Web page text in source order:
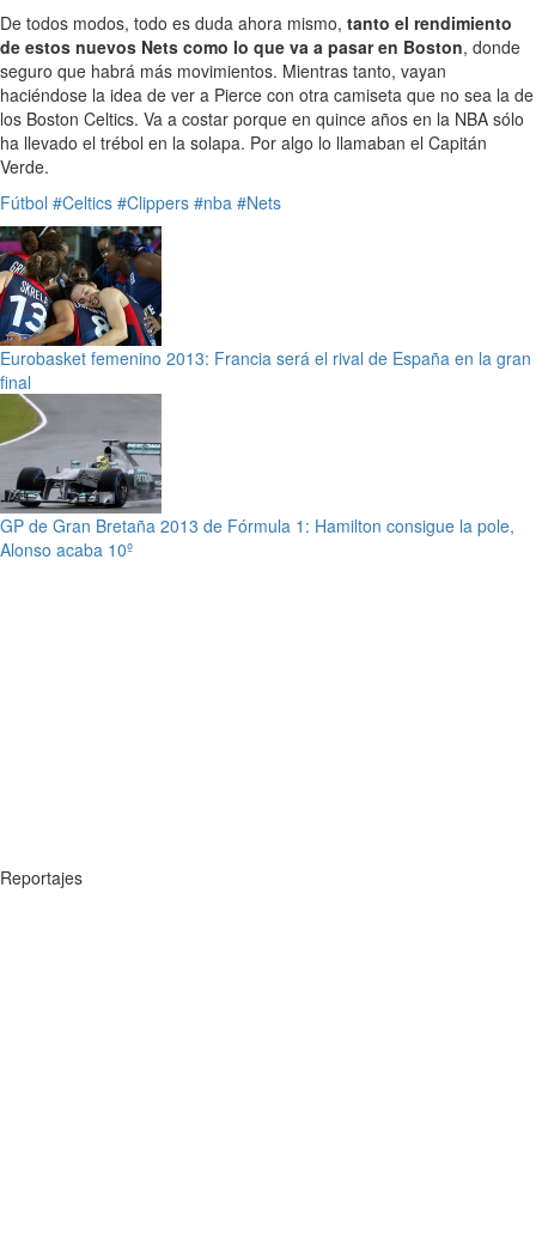
De todos modos, todo es duda ahora mismo, tanto el rendimiento
de estos nuevos Nets como lo que va a pasar en Boston, donde
seguro que habrá más movimientos. Mientras tanto, vayan
haciéndose la idea de ver a Pierce con otra camiseta que no sea la de
los Boston Celtics. Va a costar porque en quince años en la NBA sólo
ha llevado el trébol en la solapa. Por algo lo llamaban el Capitán
Verde.
Fútbol #Celtics #Clippers #nba #Nets
Eurobasket femenino 2013: Francia será el rival de España en la gran
final
GP de Gran Bretaña 2013 de Fórmula 1: Hamilton consigue la pole,
Alonso acaba 10º
Reportajes